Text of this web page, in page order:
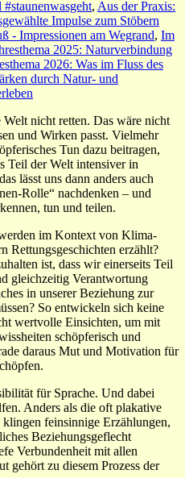
, Aus der Praxis:
Impulse zum Stöbern
- Impressionen am Wegrand, Im
2025: Naturverbindung
2026: Was im Fluss des
durch Natur- und
nicht retten. Das wäre nicht
und Wirken passt. Vielmehr
Tun dazu beitragen,
Teil der Welt intensiver in
lässt uns dann anders auch
Rolle“ nachdenken – und
tun und teilen.
im Kontext von Klima-
Rettungsgeschichten erzählt?
ist, dass wir einerseits Teil
gleichzeitig Verantwortung
in unserer Beziehung zur
So entwickeln sich keine
wertvolle Einsichten, um mit
schöpferisch und
daraus Mut und Motivation für
für Sprache. Und dabei
Anders als die oft plakative
feinsinnige Erzählungen,
Beziehungsgeflecht
Verbundenheit mit allen
gehört zu diesem Prozess der